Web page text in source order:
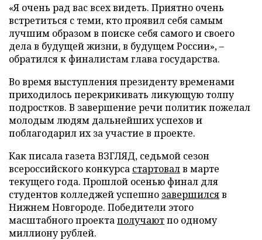
«Я очень рад вас всех видеть. Приятно очень
встретиться с теми, кто проявил себя самым
лучшим образом в поиске себя самого и своего
дела в будущей жизни, в будущем России», –
обратился к финалистам глава государства.
Во время выступления президенту временами
приходилось перекрикивать ликующую толпу
подростков. В завершение речи политик пожелал
молодым людям дальнейших успехов и
поблагодарил их за участие в проекте.
Как писала газета ВЗГЛЯД, седьмой сезон
всероссийского конкурса стартовалв марте
текущего года. Прошлой осенью финал для
студентов колледжей успешно завершилсяв
Нижнем Новгороде. Победители этого
масштабного проектаполучаютпо одному
миллиону рублей.